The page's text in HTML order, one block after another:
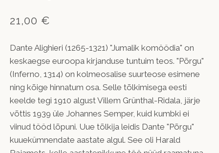
21,00 €
Dante Alighieri (1265-1321) "Jumalik komöödia" on
keskaegse euroopa kirjanduse tuntuim teos. "Põrgu"
(Inferno, 1314) on kolmeosalise suurteose esimene
ning kõige hinnatum osa. Selle tõlkimisega eesti
keelde tegi 1910 algust Villem Grünthal-Ridala, järje
võttis 1939 üle Johannes Semper, kuid kumbki ei
viinud tööd lõpuni. Uue tõlkija leidis Dante "Põrgu"
kuuekümnendate aastate algul. See oli Harald